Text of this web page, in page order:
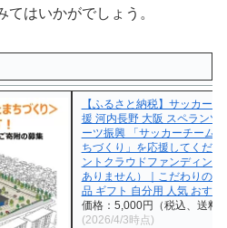
はいかがでしょう。
【ふるさと納税】サッカー
援 河内長野 大阪 スペランツ
ーツ振興 「サッカーチーム
ちづくり」を応援してくださ
ントクラウドファンディン
ありません）｜こだわりの逸
品 ギフト 自分用 人気 おすす
価格：5,000円（税込、送料
(2026/4/3時点)